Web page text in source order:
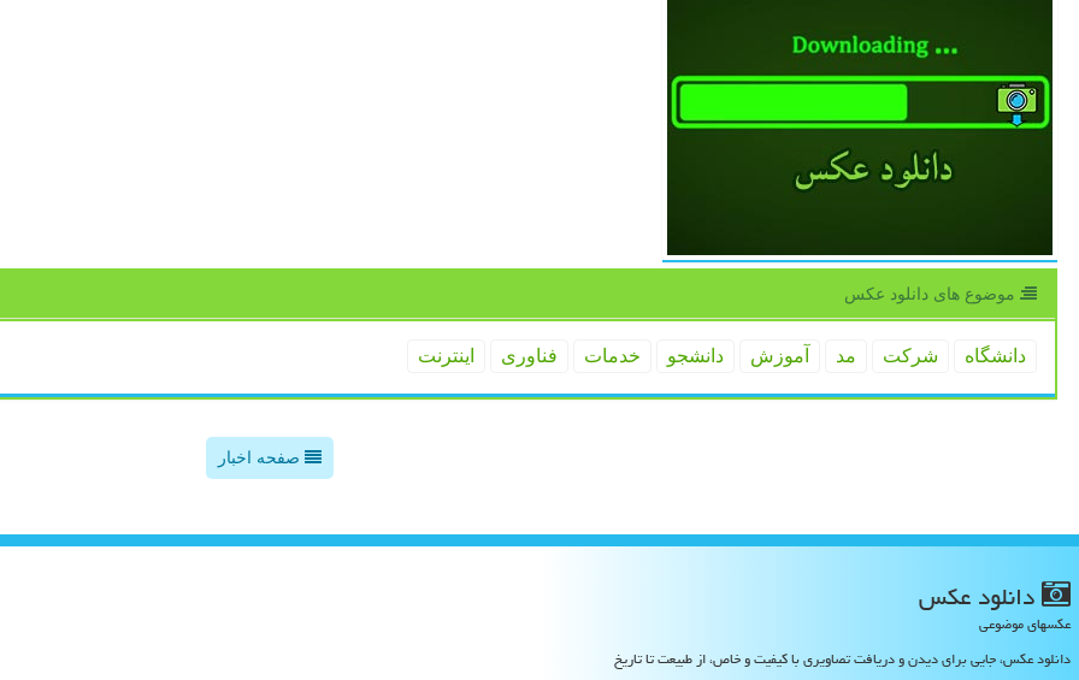
موضوع های دانلود عكس
دانشگاه شركت مد آموزش دانشجو خدمات فناوری اینترنت
صفحه اخبار
دانلود عكس
عکسهای موضوعی
دانلود عکس، جایی برای دیدن و دریافت تصاویری با کیفیت و خاص، از طبیعت تا تاریخ